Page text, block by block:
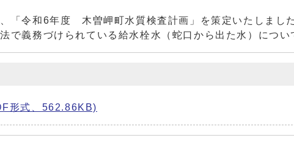
「令和6年度 木曽岬町水質検査計画」を策定いたしました
で義務づけられている給水栓水（蛇口から出た水）につい
形式、562.86KB)